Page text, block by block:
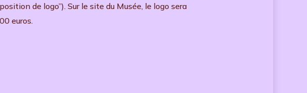
de logo”). Sur le site du Musée, le logo sera
euros.